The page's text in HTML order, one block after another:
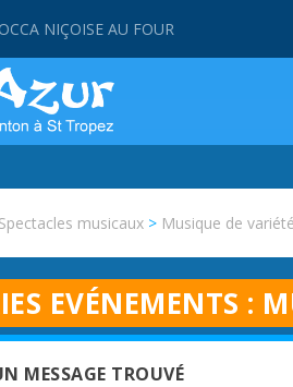
NIÇOISE AU FOUR
Spectacles musicaux > Musique de variété
EVÉNEMENTS :
MESSAGE TROUVÉ